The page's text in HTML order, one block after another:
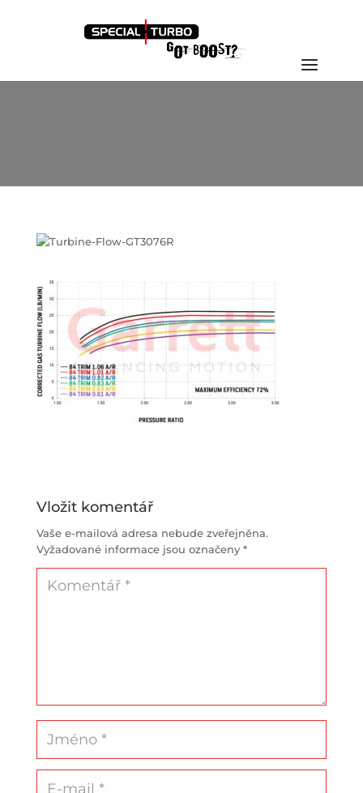
Vložit komentář
Vaše e-mailová adresa nebude zveřejněna.
Vyžadované informace jsou označeny *